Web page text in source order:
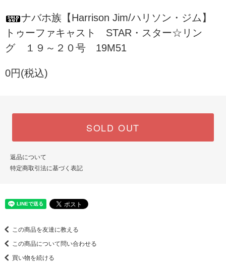
ナバホ族【Harrison Jim/ハリソン・ジム】
トゥーファキャスト STAR・スター☆リン
グ １９～２０号 19M51
0円(税込)
SOLD OUT
返品について
特定商取引法に基づく表記
この商品を友達に教える
この商品について問い合わせる
買い物を続ける